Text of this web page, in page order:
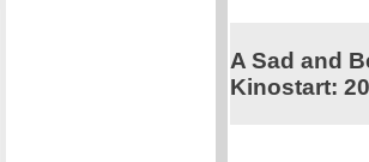
A Sad and
Kinostart: